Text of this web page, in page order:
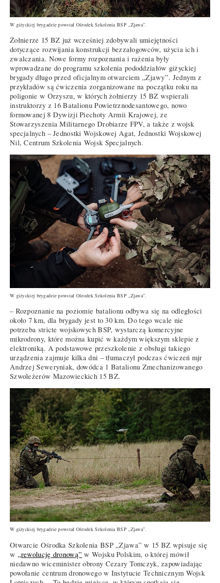
W giżyckiej brygadzie powstał Ośrodek Szkolenia BSP „Zjawa”.
Żołnierze 15 BZ już wcześniej zdobywali umiejętności
dotyczące rozwijania konstrukcji bezzałogowców, użycia ich i
zwalczania. Nowe formy rozpoznania i rażenia były
wprowadzane do programu szkolenia pododdziałów giżyckiej
brygady długo przed oficjalnym otwarciem „Zjawy”. Jednym z
przykładów są ćwiczenia zorganizowane na początku roku na
poligonie w Orzyszu, w których żołnierzy 15 BZ wspierali
instruktorzy z 16 Batalionu Powietrznodesantowego, nowo
formowanej 8 Dywizji Piechoty Armii Krajowej, ze
Stowarzyszenia Militarnego Drobiarze FPV, a także z wojsk
specjalnych – Jednostki Wojskowej Agat, Jednostki Wojskowej
Nil, Centrum Szkolenia Wojsk Specjalnych.
W giżyckiej brygadzie powstał Ośrodek Szkolenia BSP „Zjawa”.
– Rozpoznanie na poziomie batalionu odbywa się na odległości
około 7 km, dla brygady jest to 30 km. Do tego wcale nie
potrzeba stricte wojskowych BSP, wystarczą komercyjne
mikrodrony, które można kupić w każdym większym sklepie z
elektroniką. A podstawowe przeszkolenie z obsługi takiego
urządzenia zajmuje kilka dni – tłumaczył podczas ćwiczeń mjr
Andrzej Seweryniak, dowódca 1 Batalionu Zmechanizowanego
Szwoleżerów Mazowieckich 15 BZ.
W giżyckiej brygadzie powstał Ośrodek Szkolenia BSP „Zjawa”.
Otwarcie Ośrodka Szkolenia BSP „Zjawa” w 15 BZ wpisuje się
w „rewolucję dronową” w Wojsku Polskim, o której mówił
niedawno wiceminister obrony Cezary Tomczyk, zapowiadając
powołanie centrum dronowego w Instytucie Technicznym Wojsk